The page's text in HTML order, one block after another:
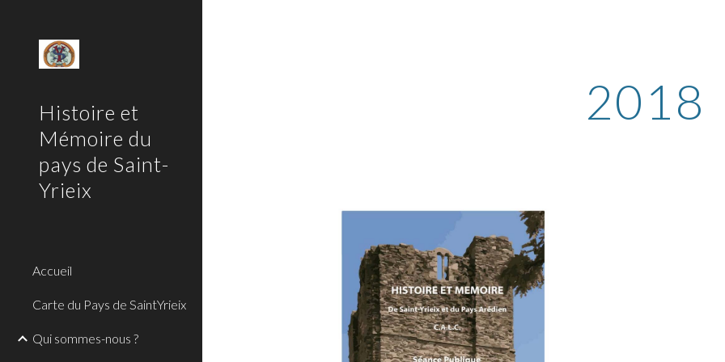
Histoire et
Mémoire du
pays de Saint-
Yrieix
Accueil
Carte du Pays de SaintYrieix
Qui sommes-nous ?
2018